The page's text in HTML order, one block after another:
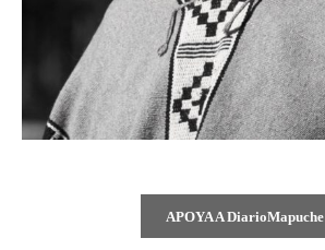
APOYA A DiarioMapuche